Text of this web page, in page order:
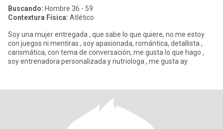
Buscando: Hombre 36 - 59
Contextura Física: Atlético
Soy una mujer entregada , que sabe lo que quiere, no me estoy
con juegos ni mentiras , soy apasionada, romántica, detallista ,
carismática, con tema de conversación, me gusta lo que hago ,
soy entrenadora personalizada y nutriologa , me gusta ay